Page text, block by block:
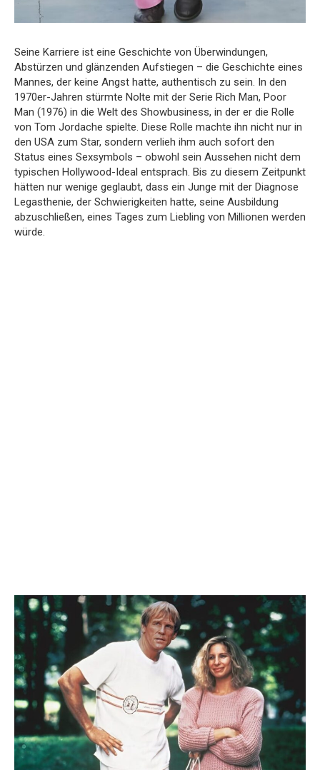
Seine Karriere ist eine Geschichte von Überwindungen,
Abstürzen und glänzenden Aufstiegen – die Geschichte eines
Mannes, der keine Angst hatte, authentisch zu sein. In den
1970er-Jahren stürmte Nolte mit der Serie Rich Man, Poor
Man (1976) in die Welt des Showbusiness, in der er die Rolle
von Tom Jordache spielte. Diese Rolle machte ihn nicht nur in
den USA zum Star, sondern verlieh ihm auch sofort den
Status eines Sexsymbols – obwohl sein Aussehen nicht dem
typischen Hollywood-Ideal entsprach. Bis zu diesem Zeitpunkt
hätten nur wenige geglaubt, dass ein Junge mit der Diagnose
Legasthenie, der Schwierigkeiten hatte, seine Ausbildung
abzuschließen, eines Tages zum Liebling von Millionen werden
würde.